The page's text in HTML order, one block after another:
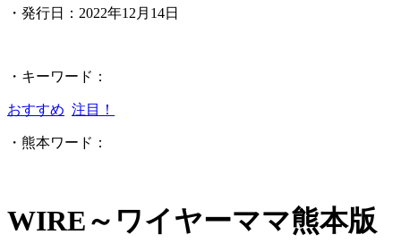
・発行日： 2022年12月14日
・キーワード：
おすすめ 注目！
・熊本ワード：
WIRE～ワイヤーママ熊本版